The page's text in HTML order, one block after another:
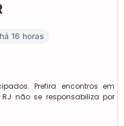
16 horas
Prefira encontros em
não se responsabiliza por